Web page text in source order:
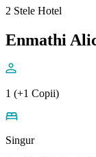
2 Stele Hotel
Enmathi
1 (+1 Copii)
Singur